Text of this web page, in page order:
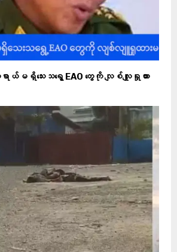
ရှိသေးသရွေ့ EAO တွေကို လျစ်လျူရှုထား